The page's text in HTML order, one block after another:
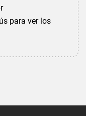
para ver los